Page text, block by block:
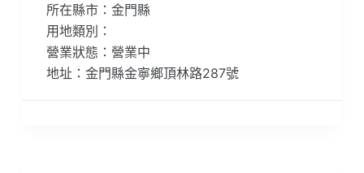
所在縣市：金門縣
用地類別：
營業狀態：營業中
地址：金門縣金寧鄉頂林路287號